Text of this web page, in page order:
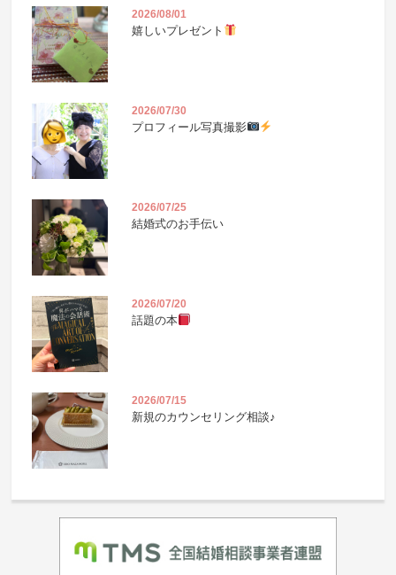
2026/08/01
嬉しいプレゼント
2026/07/30
プロフィール写真撮影
2026/07/25
結婚式のお手伝い
2026/07/20
話題の本
2026/07/15
新規のカウンセリング相談♪